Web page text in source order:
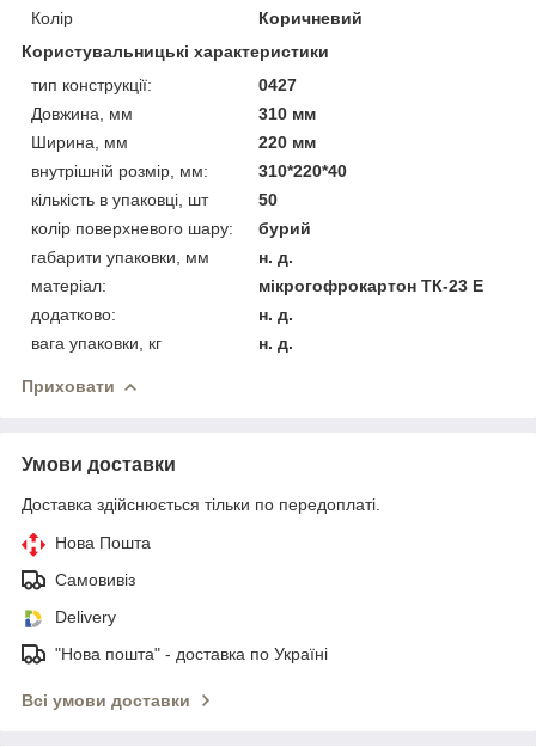
Колір
Коричневий
Користувальницькі характеристики
тип конструкції:
0427
Довжина, мм
310 мм
Ширина, мм
220 мм
внутрішній розмір, мм:
310*220*40
кількість в упаковці, шт
50
колір поверхневого шару:
бурий
габарити упаковки, мм
н. д.
матеріал:
мікрогофрокартон ТК-23 Е
додатково:
н. д.
вага упаковки, кг
н. д.
Приховати
Умови доставки
Доставка здійснюється тільки по передоплаті.
Нова Пошта
Самовивіз
Delivery
"Нова пошта" - доставка по Україні
Всі умови доставки